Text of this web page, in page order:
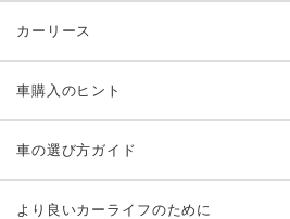
カーリース
車購入のヒント
車の選び方ガイド
より良いカーライフのために